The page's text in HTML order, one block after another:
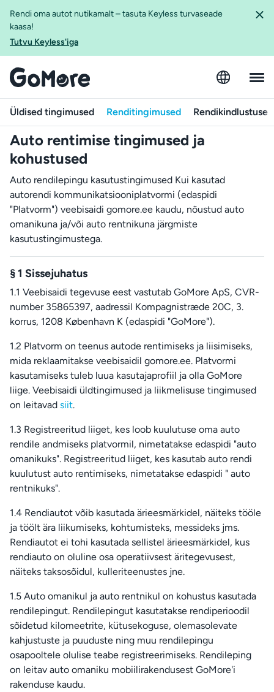
Rendi oma autot nutikamalt – tasuta Keyless turvaseade
kaasa!
Tutvu Keyless'iga
Üldised tingimused Renditingimused Rendikindlustuse
Auto rentimise tingimused ja
kohustused
Auto rendilepingu kasutustingimused Kui kasutad
autorendi kommunikatsiooniplatvormi (edaspidi
"Platvorm") veebisaidi gomore.ee kaudu, nõustud auto
omanikuna ja/või auto rentnikuna järgmiste
kasutustingimustega.
§ 1 Sissejuhatus
1.1 Veebisaidi tegevuse eest vastutab GoMore ApS, CVR-
number 35865397, aadressil Kompagnistræde 20C, 3.
korrus, 1208 København K (edaspidi "GoMore").
1.2 Platvorm on teenus autode rentimiseks ja liisimiseks,
mida reklaamitakse veebisaidil gomore.ee. Platvormi
kasutamiseks tuleb luua kasutajaprofiil ja olla GoMore
liige. Veebisaidi üldtingimused ja liikmelisuse tingimused
on leitavad siit.
1.3 Registreeritud liiget, kes loob kuulutuse oma auto
rendile andmiseks platvormil, nimetatakse edaspidi "auto
omanikuks". Registreeritud liiget, kes kasutab auto rendi
kuulutust auto rentimiseks, nimetatakse edaspidi " auto
rentnikuks".
1.4 Rendiautot võib kasutada ärieesmärkidel, näiteks tööle
ja töölt ära liikumiseks, kohtumisteks, messideks jms.
Rendiautot ei tohi kasutada sellistel ärieesmärkidel, kus
rendiauto on oluline osa operatiivsest äritegevusest,
näiteks taksosõidul, kulleriteenustes jne.
1.5 Auto omanikul ja auto rentnikul on kohustus kasutada
rendilepingut. Rendilepingut kasutatakse rendiperioodil
sõidetud kilomeetrite, kütusekoguse, olemasolevate
kahjustuste ja puuduste ning muu rendilepingu
osapooltele olulise teabe registreerimiseks. Rendileping
on leitav auto omaniku mobiilirakendusest GoMore'i
rakenduse kaudu.